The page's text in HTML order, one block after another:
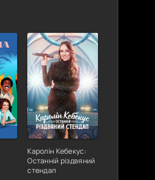
Каролін Кебекус:
Останній різдвяний
стендап